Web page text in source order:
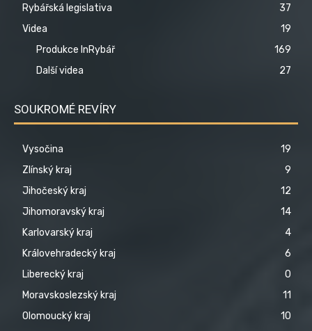
Rybářská legislativa
37
Videa
19
Produkce InRybář
169
Další videa
27
SOUKROMÉ REVÍRY
Vysočina
19
Zlínský kraj
9
Jihočeský kraj
12
Jihomoravský kraj
14
Karlovarský kraj
4
Královehradecký kraj
6
Liberecký kraj
0
Moravskoslezský kraj
11
Olomoucký kraj
10